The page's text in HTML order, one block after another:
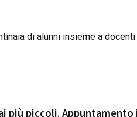
di alunni insieme a
più piccoli.